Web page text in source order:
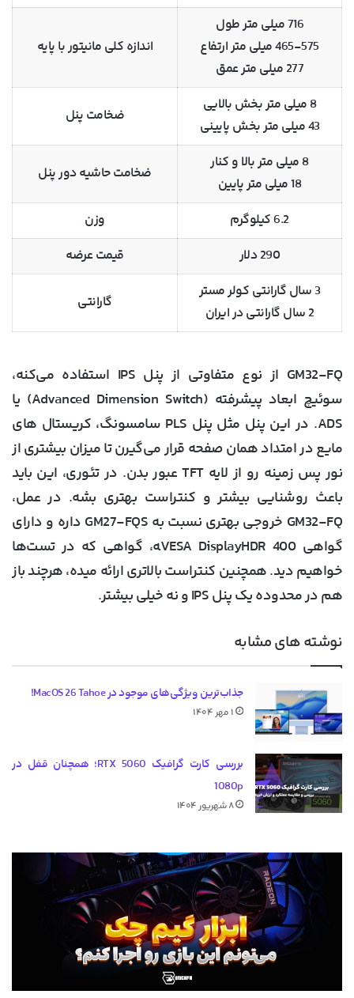
716 میلی متر طول
465-575 میلی متر ارتفاع
277 میلی متر عمق
اندازه کلی مانیتور با پایه
8 میلی متر بخش بالایی
43 میلی متر بخش پایینی
ضخامت پنل
8 میلی متر بالا و کنار
18 میلی متر پایین
ضخامت حاشیه دور پنل
6.2 کیلوگرم
وزن
290 دلار
قیمت عرضه
3 سال گارانتی کولر مستر
2 سال گارانتی در ایران
گارانتی
GM32-FQ از نوع متفاوتی از پنل IPS استفاده می‌کنه،
سوئیچ ابعاد پیشرفته (Advanced Dimension Switch) یا
ADS. در این پنل مثل پنل PLS سامسونگ، کریستال های
مایع در امتداد همان صفحه قرار می‌گیرن تا میزان بیشتری از
نور پس زمینه رو از لایه TFT عبور بدن. در تئوری، این باید
باعث روشنایی بیشتر و کنتراست بهتری بشه. در عمل،
GM32-FQ خروجی بهتری نسبت به GM27-FQS داره و دارای
گواهی VESA DisplayHDR 400‍ه، گواهی که در تست‌ها
خواهیم دید. همچنین کنتراست بالاتری ارائه میده، هرچند باز
هم در محدوده یک پنل IPS و نه خیلی بیشتر.
نوشته های مشابه
جذاب‌ترین ویژگی‌های موجود در MacOS 26 Tahoe!
۱ مهر ۱۴۰۴
بررسی کارت گرافیک RTX 5060؛ همچنان قفل در
1080p
۸ شهریور ۱۴۰۴